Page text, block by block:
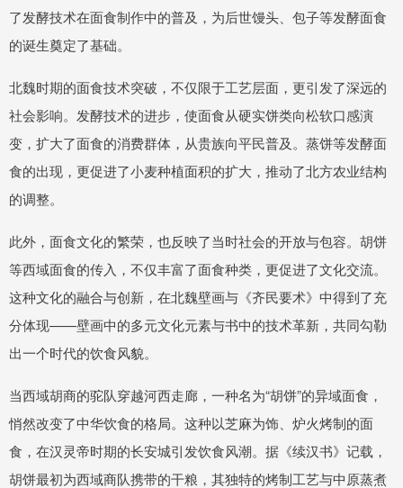
了发酵技术在面食制作中的普及，为后世馒头、包子等发酵面食
的诞生奠定了基础。
北魏时期的面食技术突破，不仅限于工艺层面，更引发了深远的
社会影响。发酵技术的进步，使面食从硬实饼类向松软口感演
变，扩大了面食的消费群体，从贵族向平民普及。蒸饼等发酵面
食的出现，更促进了小麦种植面积的扩大，推动了北方农业结构
的调整。
此外，面食文化的繁荣，也反映了当时社会的开放与包容。胡饼
等西域面食的传入，不仅丰富了面食种类，更促进了文化交流。
这种文化的融合与创新，在北魏壁画与《齐民要术》中得到了充
分体现——壁画中的多元文化元素与书中的技术革新，共同勾勒
出一个时代的饮食风貌。
当西域胡商的驼队穿越河西走廊，一种名为“胡饼”的异域面食，
悄然改变了中华饮食的格局。这种以芝麻为饰、炉火烤制的面
食，在汉灵帝时期的长安城引发饮食风潮。据《续汉书》记载，
胡饼最初为西域商队携带的干粮，其独特的烤制工艺与中原蒸煮